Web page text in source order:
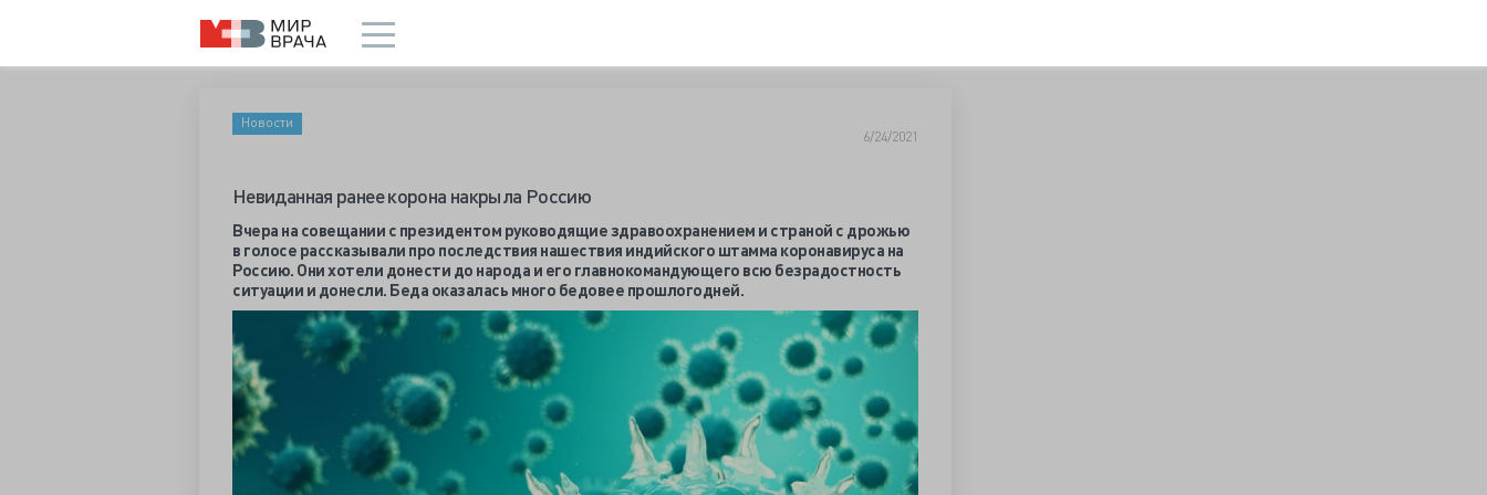
Новости
6/24/2021
Невиданная ранее корона накрыла Россию
Вчера на совещании с президентом руководящие здравоохранением и страной с дрожью
в голосе рассказывали про последствия нашествия индийского штамма коронавируса на
Россию. Они хотели донести до народа и его главнокомандующего всю безрадостность
ситуации и донесли. Беда оказалась много бедовее прошлогодней.